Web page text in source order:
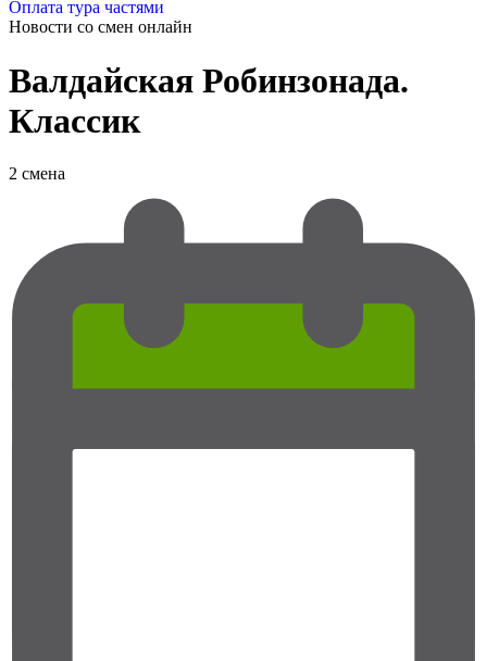
Оплата тура частями
Новости со смен онлайн
Валдайская Робинзонада.
Классик
2 смена